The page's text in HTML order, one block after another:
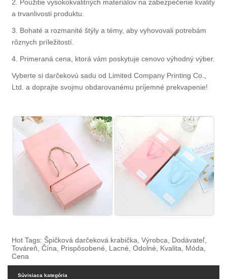
2. Použitie vysokokvalitných materiálov na zabezpečenie kvality
a trvanlivosti produktu.
3. Bohaté a rozmanité štýly a témy, aby vyhovovali potrebám
rôznych príležitostí.
4. Primeraná cena, ktorá vám poskytuje cenovo výhodný výber.
Vyberte si darčekovú sadu od Limited Company Printing Co.,
Ltd. a doprajte svojmu obdarovanému príjemné prekvapenie!
Hot Tags: Špičková darčeková krabička, Výrobca, Dodávateľ,
Továreň, Čína, Prispôsobené, Lacné, Odolné, Kvalita, Móda,
Cena
Súvisiaca kategória